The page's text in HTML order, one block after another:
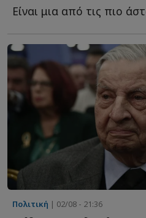
Πολιτική | 02/08 - 21:36